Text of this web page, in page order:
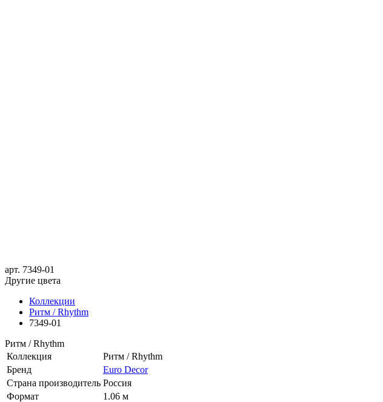
арт. 7349-01
Другие цвета
Коллекции
Ритм / Rhythm
7349-01
Ритм / Rhythm
Коллекция
Ритм / Rhythm
Бренд
Euro Decor
Страна производитель Россия
Формат
1.06 м